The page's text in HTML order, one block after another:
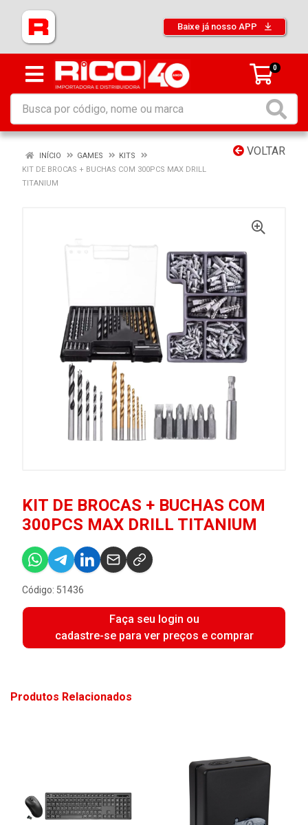
Baixe já nosso APP
0
VOLTAR
INÍCIO GAMES
KITS
KIT DE BROCAS + BUCHAS COM 300PCS MAX DRILL
TITANIUM
KIT DE BROCAS + BUCHAS COM
300PCS MAX DRILL TITANIUM
Código: 51436
Faça seu login ou
cadastre-se para ver preços e comprar
Produtos Relacionados